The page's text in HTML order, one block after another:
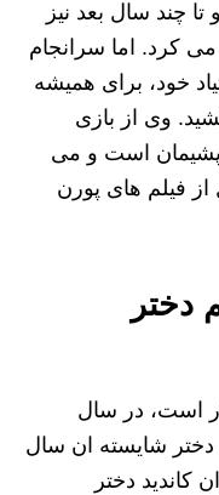
چند سال بعد نیز
می کرد. اما سرانجام
خود، برای همیشه
وی از بازی
است و می
فیلم های پورن
دختر
است، در سال
دختر شایسته ان سال
کاندید دختر